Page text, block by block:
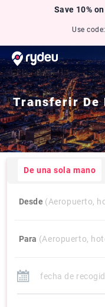
Save 10%
Use code:
Transferir De
De una sola mano
Desde (Aeropuerto,
Para (Aeropuerto,